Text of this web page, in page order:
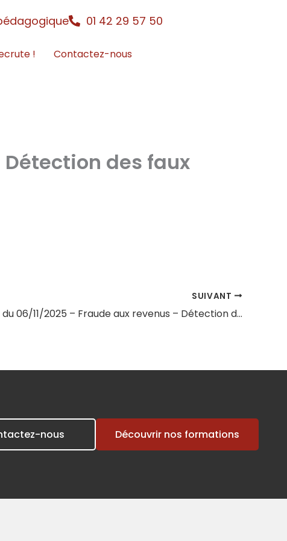
01 42 29 57 50
! Contactez-nous
Détection des faux
SUIVANT
Session du 06/11/2025 – Fraude aux revenus – Détection des faux justificatifs de revenus
nous Découvrir nos formations